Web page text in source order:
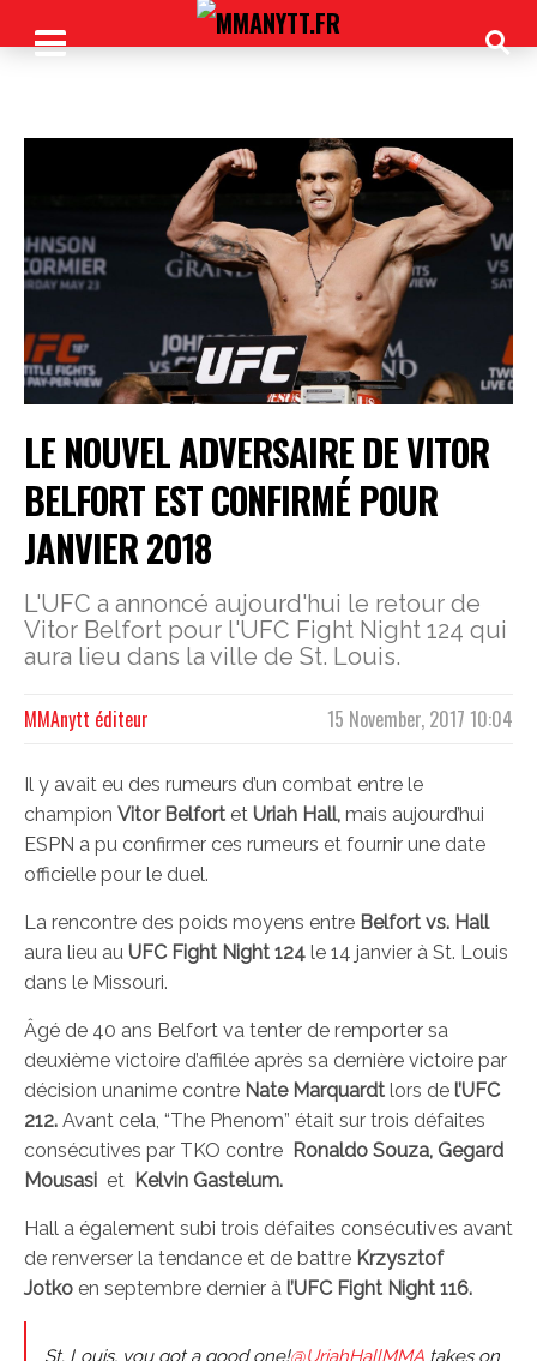
LE NOUVEL ADVERSAIRE DE VITOR
BELFORT EST CONFIRMÉ POUR
JANVIER 2018
L'UFC a annoncé aujourd'hui le retour de
Vitor Belfort pour l'UFC Fight Night 124 qui
aura lieu dans la ville de St. Louis.
15 November, 2017 10:04
MMAnytt éditeur
Il y avait eu des rumeurs d’un combat entre le
champion Vitor Belfort et Uriah Hall, mais aujourd’hui
ESPN a pu confirmer ces rumeurs et fournir une date
officielle pour le duel.
La rencontre des poids moyens entre Belfort vs. Hall
aura lieu au UFC Fight Night 124 le 14 janvier à St. Louis
dans le Missouri.
Âgé de 40 ans Belfort va tenter de remporter sa
deuxième victoire d’affilée après sa dernière victoire par
décision unanime contre Nate Marquardt lors de l’UFC
212. Avant cela, “The Phenom” était sur trois défaites
consécutives par TKO contre Ronaldo Souza, Gegard
Mousasi et Kelvin Gastelum.
Hall a également subi trois défaites consécutives avant
de renverser la tendance et de battre Krzysztof
Jotko en septembre dernier à l’UFC Fight Night 116.
St. Louis, you got a good one!@UriahHallMMA takes on